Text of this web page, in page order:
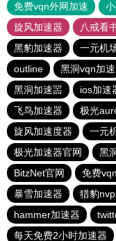
免费vqn外网加速
旋风加速器
八戒看
黑豹加速器
一元机
outline
黑洞vqn加速
黑洞加速噐
ios加速
飞鸟加速器
极光
旋风加速度器
一元
极光加速器官网
黑
BitzNet官网
免费
暴雪加速器
猎豹
hammer加速器
每天免费2小时加速器